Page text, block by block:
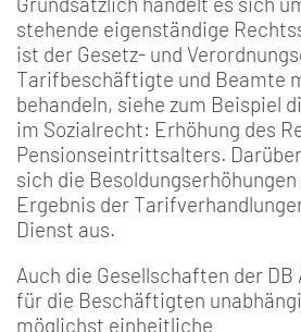
stehende eigenständige
ist der Gesetz- und
Tarifbeschäftigte und Beamte
behandeln, siehe zum Beispiel
im Sozialrecht: Erhöhung des
Pensionseintrittsalters.
sich die
Ergebnis der
Dienst aus.
Auch die Gesellschaften der DB
für die Beschäftigten
möglichst einheitliche